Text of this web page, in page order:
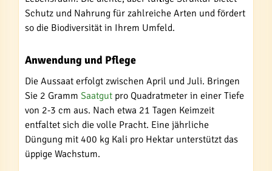
Schutz und Nahrung für zahlreiche Arten und fördert
so die Biodiversität in Ihrem Umfeld.
Anwendung und Pflege
Die Aussaat erfolgt zwischen April und Juli. Bringen
Sie 2 Gramm Saatgut pro Quadratmeter in einer Tiefe
von 2-3 cm aus. Nach etwa 21 Tagen Keimzeit
entfaltet sich die volle Pracht. Eine jährliche
Düngung mit 400 kg Kali pro Hektar unterstützt das
üppige Wachstum.